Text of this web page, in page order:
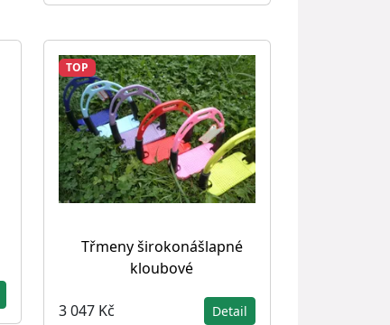
TOP
Třmeny širokonášlapné
kloubové
3 047 Kč Detail